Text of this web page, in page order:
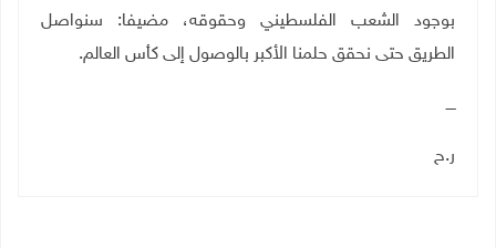
بوجود الشعب الفلسطيني وحقوقه، مضيفا: سنواصل
الطريق حتى نحقق حلمنا الأكبر بالوصول إلى كأس العالم.
ــــ
ر.ح